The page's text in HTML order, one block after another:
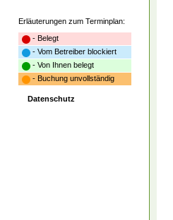
Erläuterungen zum Terminplan:
- Belegt
- Vom Betreiber blockiert
- Von Ihnen belegt
- Buchung unvollständig
Datenschutz